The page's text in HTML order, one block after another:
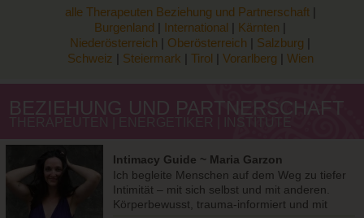
alle Therapeuten Beziehung und Partnerschaft|
Burgenland
International Kärnten
Niederösterreich
Oberösterreich Salzburg
Schweiz
Steiermark Tirol Vorarlberg Wien
BEZIEHUNG UND PARTNERSCHAFT
Intimacy Guide ~ Maria Garzon
Ich begleite Menschen auf dem Weg zu tiefer
Intimität – mit sich selbst und mit anderen.
Körperbewusst, trauma-informiert und mit